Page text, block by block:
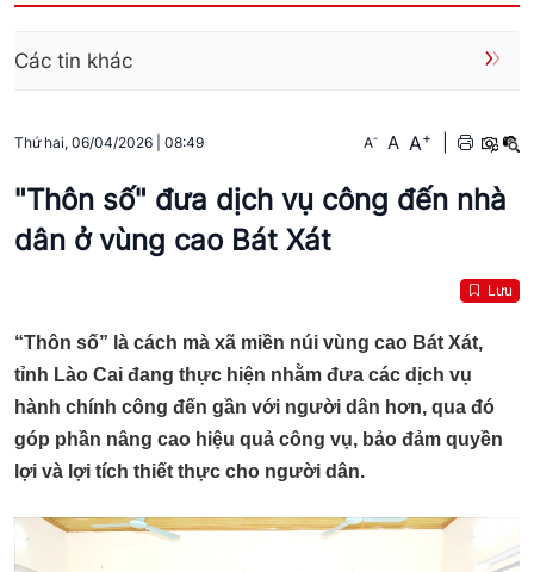
Các tin khác
Thứ hai, 06/04/2026 08:49 A- A A+
"Thôn số" đưa dịch vụ công đến nhà
dân ở vùng cao Bát Xát
Lưu
“Thôn số” là cách mà xã miền núi vùng cao Bát Xát,
tỉnh Lào Cai đang thực hiện nhằm đưa các dịch vụ
hành chính công đến gần với người dân hơn, qua đó
góp phần nâng cao hiệu quả công vụ, bảo đảm quyền
lợi và lợi tích thiết thực cho người dân.